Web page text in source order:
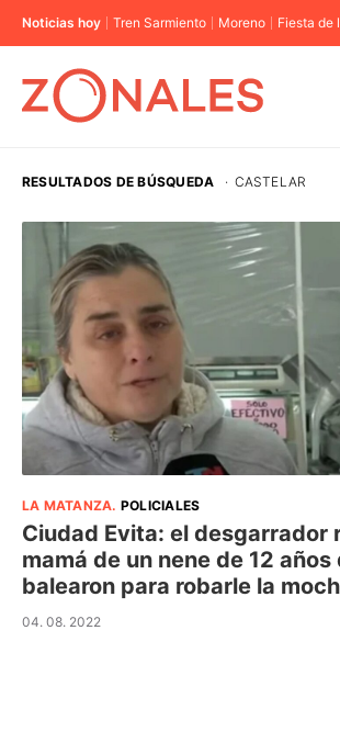
Noticias hoy Tren Sarmiento Moreno Fiesta de
CABA
BUENOS AIRES
PROVINCIAS
ELECCIONES 2023
RESULTADOS DE BÚSQUEDA · CASTELAR
LA MATANZA. POLICIALES
Ciudad Evita: el desgarrador
mamá de un nene de 12 años
balearon para robarle la
04. 08. 2022